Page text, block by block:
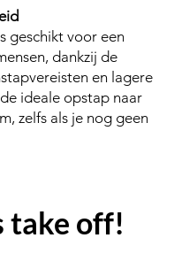
geschikt voor een
dankzij de
en lagere
ideale opstap naar
zelfs als je nog geen
take off!